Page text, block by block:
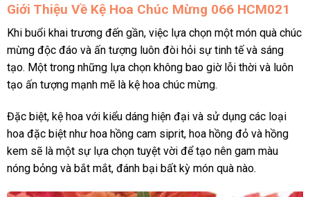
Giới Thiệu Về Kệ Hoa Chúc Mừng 066 HCM021
Khi buổi khai trương đến gần, việc lựa chọn một món quà chúc
mừng độc đáo và ấn tượng luôn đòi hỏi sự tinh tế và sáng
tạo. Một trong những lựa chọn không bao giờ lỗi thời và luôn
tạo ấn tượng mạnh mẽ là kệ hoa chúc mừng.
Đặc biệt, kệ hoa với kiểu dáng hiện đại và sử dụng các loại
hoa đặc biệt như hoa hồng cam siprit, hoa hồng đỏ và hồng
kem sẽ là một sự lựa chọn tuyệt vời để tạo nên gam màu
nóng bỏng và bắt mắt, đánh bại bất kỳ món quà nào.